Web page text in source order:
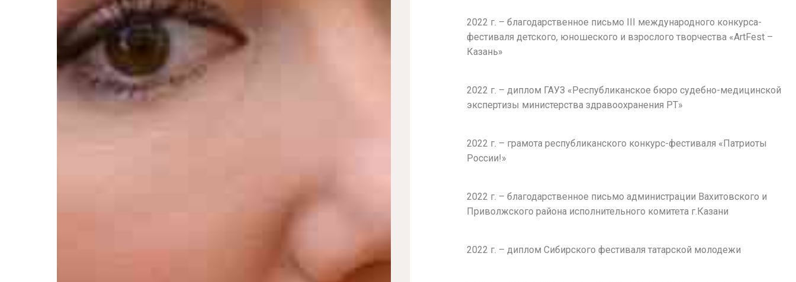
2022 г. – благодарственное письмо III международного конкурса-
фестиваля детского, юношеского и взрослого творчества «ArtFest –
Казань»
2022 г. – диплом ГАУЗ «Республиканское бюро судебно-медицинской
экспертизы министерства здравоохранения РТ»
2022 г. – грамота республиканского конкурс-фестиваля «Патриоты
России!»
2022 г. – благодарственное письмо администрации Вахитовского и
Приволжского района исполнительного комитета г.Казани
2022 г. – диплом Сибирского фестиваля татарской молодежи